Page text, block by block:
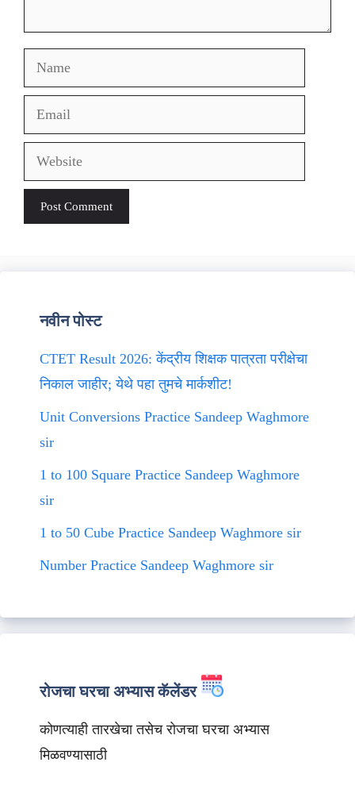
Name
Email
Website
नवीन पोस्ट
CTET Result 2026: केंद्रीय शिक्षक पात्रता परीक्षेचा
निकाल जाहीर; येथे पहा तुमचे मार्कशीट!
Unit Conversions Practice Sandeep Waghmore
sir
1 to 100 Square Practice Sandeep Waghmore
sir
1 to 50 Cube Practice Sandeep Waghmore sir
Number Practice Sandeep Waghmore sir
रोजचा घरचा अभ्यास कॅलेंडर
कोणत्याही तारखेचा तसेच रोजचा घरचा अभ्यास
मिळवण्यासाठी